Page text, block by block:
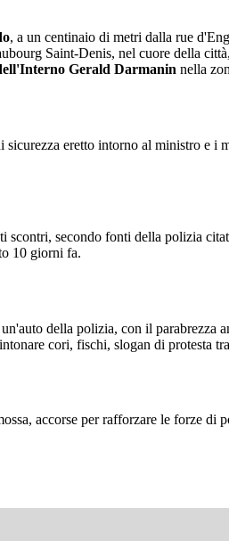
, a un centinaio di metri dalla rue
Saint-Denis, nel cuore della
Gerald Darmanin nella
eretto intorno al ministro e i
secondo fonti della polizia
10 giorni fa.
della polizia, con il
cori, fischi, slogan di protesta
accorse per rafforzare le forze